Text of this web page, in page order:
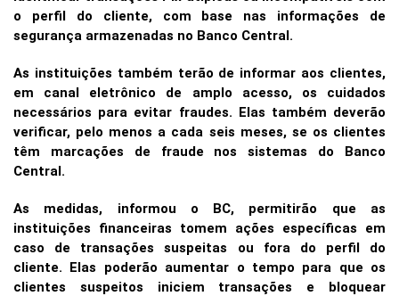
o perfil do cliente, com base nas informações de
segurança armazenadas no Banco Central.
As instituições também terão de informar aos clientes,
em canal eletrônico de amplo acesso, os cuidados
necessários para evitar fraudes. Elas também deverão
verificar, pelo menos a cada seis meses, se os clientes
têm marcações de fraude nos sistemas do Banco
Central.
As medidas, informou o BC, permitirão que as
instituições financeiras tomem ações específicas em
caso de transações suspeitas ou fora do perfil do
cliente. Elas poderão aumentar o tempo para que os
clientes suspeitos iniciem transações e bloquear